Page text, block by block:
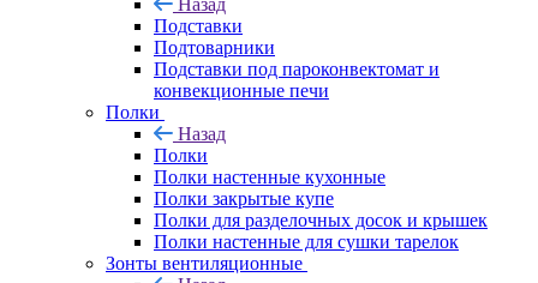
Назад
Подставки
Подтоварники
Подставки под пароконвектомат и
конвекционные печи
Полки
Назад
Полки
Полки настенные кухонные
Полки закрытые купе
Полки для разделочных досок и крышек
Полки настенные для сушки тарелок
Зонты вентиляционные